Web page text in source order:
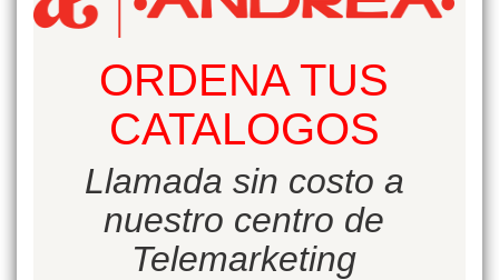
ORDENA TUS
CATALOGOS
Llamada sin costo a
nuestro centro de
Telemarketing